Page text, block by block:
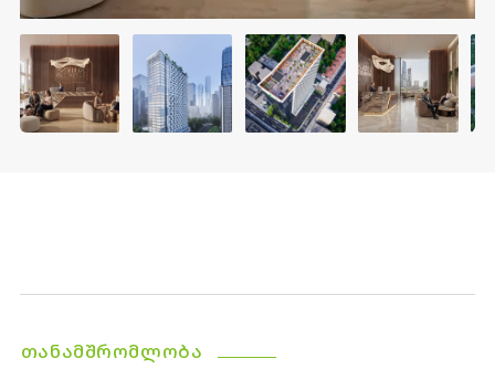
ᲗᲐᲜᲐᲛᲨᲠᲝᲛᲚᲝᲑᲐ